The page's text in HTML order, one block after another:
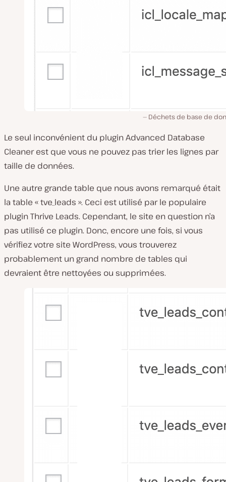
Déchets de base de
Le seul inconvénient du plugin Advanced Database
Cleaner est que vous ne pouvez pas trier les lignes par
taille de données.
Une autre grande table que nous avons remarqué était
la table « tve_leads ». Ceci est utilisé par le populaire
plugin Thrive Leads. Cependant, le site en question n’a
pas utilisé ce plugin. Donc, encore une fois, si vous
vérifiez votre site WordPress, vous trouverez
probablement un grand nombre de tables qui
devraient être nettoyées ou supprimées.